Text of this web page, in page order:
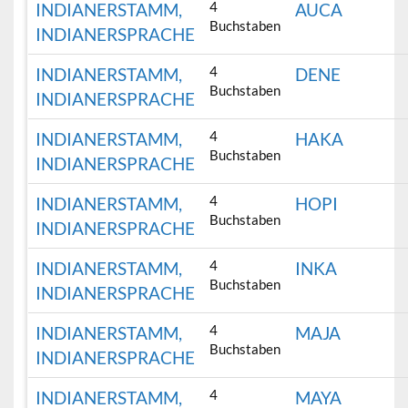
INDIANERSTAMM,
INDIANERSPRACHE
4
Buchstaben
AUCA
INDIANERSTAMM,
INDIANERSPRACHE
4
Buchstaben
DENE
INDIANERSTAMM,
INDIANERSPRACHE
4
Buchstaben
HAKA
INDIANERSTAMM,
INDIANERSPRACHE
4
Buchstaben
HOPI
INDIANERSTAMM,
INDIANERSPRACHE
4
Buchstaben
INKA
INDIANERSTAMM,
INDIANERSPRACHE
4
Buchstaben
MAJA
INDIANERSTAMM,
4
MAYA